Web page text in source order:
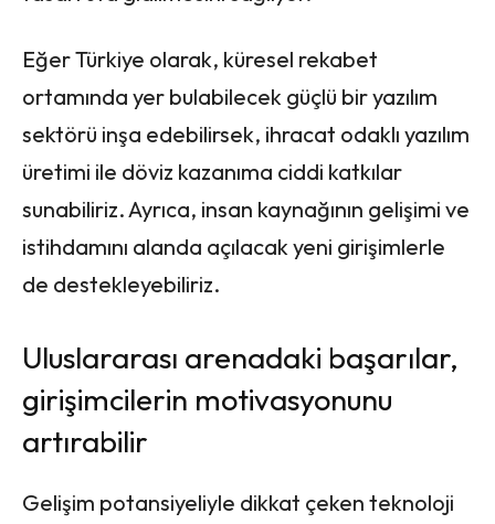
Eğer Türkiye olarak, küresel rekabet
ortamında yer bulabilecek güçlü bir yazılım
sektörü inşa edebilirsek, ihracat odaklı yazılım
üretimi ile döviz kazanıma ciddi katkılar
sunabiliriz. Ayrıca, insan kaynağının gelişimi ve
istihdamını alanda açılacak yeni girişimlerle
de destekleyebiliriz.
Uluslararası arenadaki başarılar,
girişimcilerin motivasyonunu
artırabilir
Gelişim potansiyeliyle dikkat çeken teknoloji